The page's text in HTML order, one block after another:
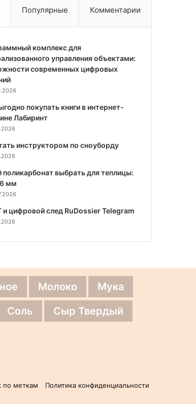
Популярные Комментарии
комплекс для
управления объектами:
современных цифровых
покупать книги в интернет-
Лабиринт
инструктором по сноуборду
поликарбонат выбрать для теплицы:
мм
и цифровой след RuDossier Telegram
Молоко
Мука
Соль
Сыр Твердый
по меткам Политика конфиденциальности